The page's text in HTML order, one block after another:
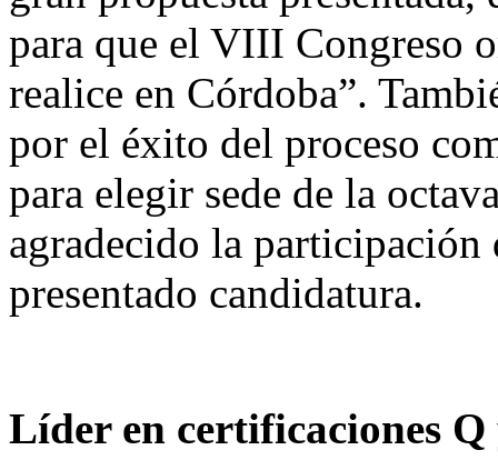
para que el VIII Congreso
realice en Córdoba”.
por el éxito del proceso
para elegir sede de la
agradecido la participación
presentado candidatura.
Líder en certificaciones Q